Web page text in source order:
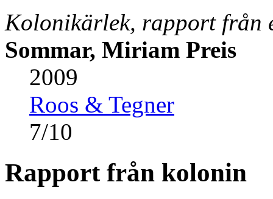
Kolonikärlek, rapport från
Sommar, Miriam Preis
2009
Roos & Tegner
7/10
Rapport från kolonin